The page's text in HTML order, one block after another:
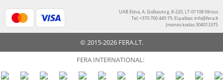
UAB Etina, A. Goštauto g. 8-220, LT-01108 Vilnius
Tel: +370 700 449 79, El.paštas:info@fera.lt
Įmonės kodas 304013375
© 2015-2026 FERA.LT.
FERA INTERNATIONAL: